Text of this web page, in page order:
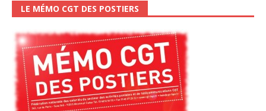
LE MÉMO CGT DES POSTIERS